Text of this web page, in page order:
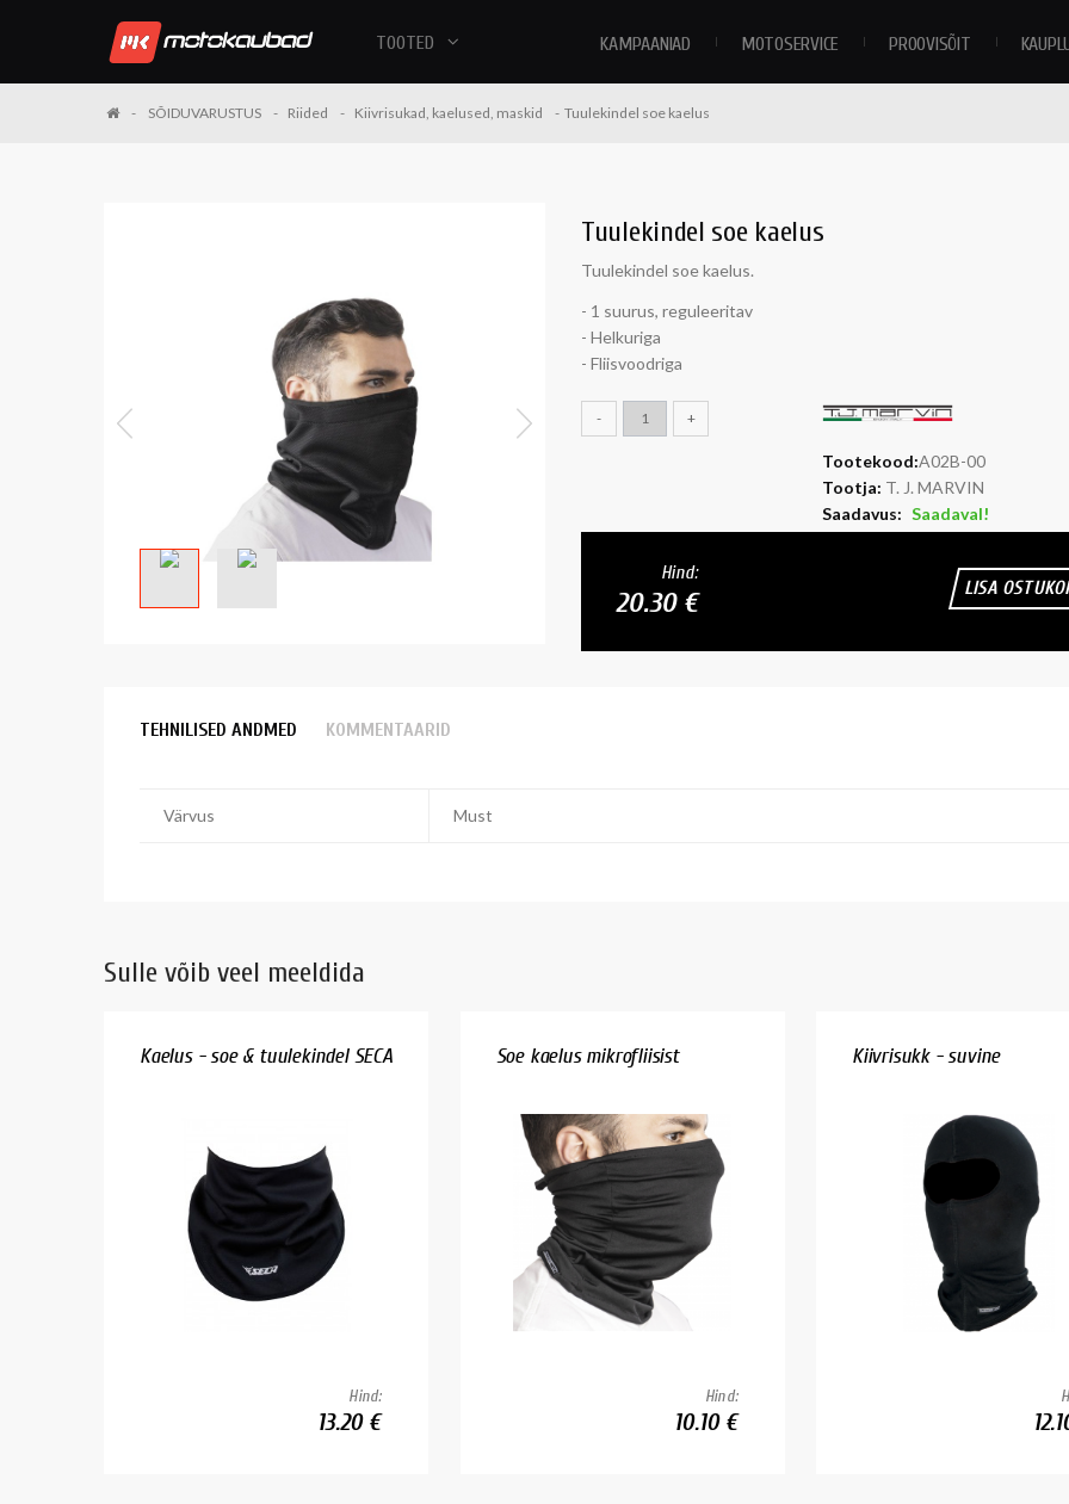
KAMPAANIAD MOTOSERVICE PROOVISÕIT
TOOTED
SÕIDUVARUSTUS Riided Kiivrisukad, kaelused, maskid Tuulekindel soe kaelus
Tuulekindel soe kaelus
Tuulekindel soe kaelus.
- 1 suurus, reguleeritav
- Helkuriga
- Fliisvoodriga
Tootekood:A02B-00
Tootja: T. J. MARVIN
Saadavus: Saadaval!
- +
Hind:
20.30 € LISA
TEHNILISED ANDMED KOMMENTAARID
Värvus Must
Sulle võib veel meeldida
Kaelus - soe & tuulekindel SECA
Hind:
13.20 €
Soe kaelus mikrofliisist
Hind:
10.10 €
Kiivrisukk - suvine